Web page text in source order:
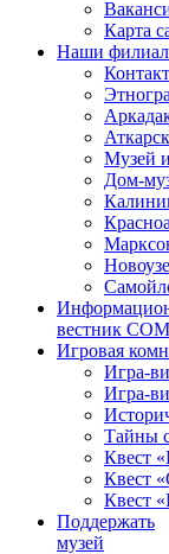
Карта
Наши
Музей
Дом-
вестник
Игровая
Игра-
Игра-
Тайны
Квест
Квест
Квест
Поддержать
музей